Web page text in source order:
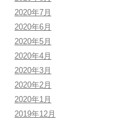
2020年7月
2020年6月
2020年5月
2020年4月
2020年3月
2020年2月
2020年1月
2019年12月